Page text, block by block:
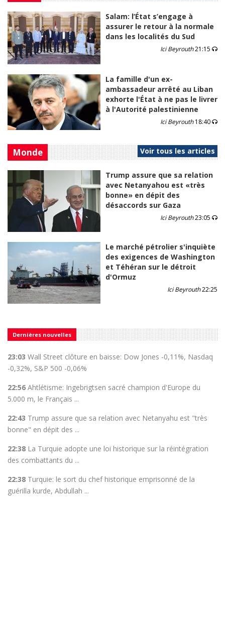
Salam: l’État s’engage à
assurer le retour à la normale
dans les localités du Sud
Ici Beyrouth21:15
La famille d'un ex-
ambassadeur arrêté au Liban
exhorte l'État à ne pas le livrer
à l'Autorité palestinienne
Ici Beyrouth18:40
Monde Voir tous les articles
Trump assure que sa relation
avec Netanyahou est «très
bonne» en dépit des
désaccords sur Gaza
Ici Beyrouth23:05
Le marché pétrolier s'inquiète
des exigences de Washington
et Téhéran sur le détroit
d'Ormuz
Ici Beyrouth22:25
Dernières nouvelles
23:03 Wall Street clôture en baisse: Dow Jones -0,11%, Nasdaq
-0,32%, S&P 500 -0,06%
22:56 Ahtlétisme: Ingebrigtsen sacré champion d'Europe du
5.000 m, le Français ...
22:43 Trump assure que sa relation avec Netanyahu est "très
bonne" en dépit des ...
22:38 La Turquie adopte une loi historique sur la réintégration
des combattants du ...
22:38 Turquie: le sort du chef historique emprisonné de la
guérilla kurde, Abdullah ...